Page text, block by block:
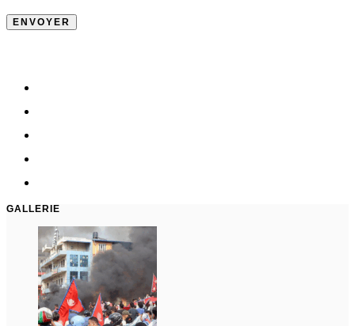
GALLERIE